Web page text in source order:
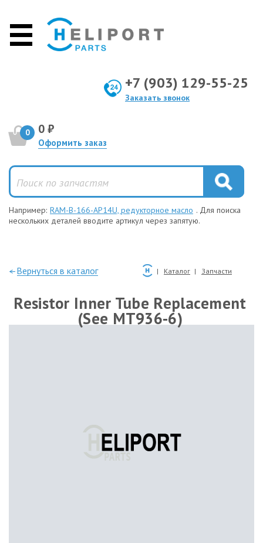
+7 (903) 129-55-25
Заказать звонок
0 0 ₽
Оформить заказ
Например: RAM-B-166-AP14U, редукторное масло . Для поиска
нескольких деталей вводите артикул через запятую.
—Вернуться в каталог Каталог Запчасти
Resistor Inner Tube Replacement
(See MT936-6)